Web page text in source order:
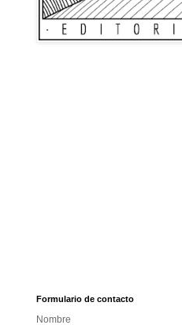
Formulario de contacto
Nombre